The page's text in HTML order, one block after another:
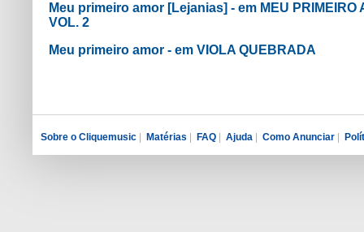
Meu primeiro amor [Lejanias] - em MEU PRIMEIRO
VOL. 2
Meu primeiro amor - em VIOLA QUEBRADA
Sobre o Cliquemusic | Matérias | FAQ | Ajuda | Como Anunciar |